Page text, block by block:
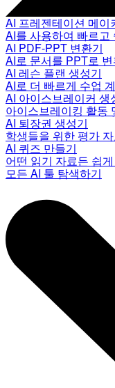
AI 프레젠테이션 메이
AI를 사용하여 빠르
AI PDF-PPT 변환기
AI로 문서를 PPT로
AI 레슨 플랜 생성기
AI로 더 빠르게 수업
AI 아이스브레이커 생
아이스브레이킹 활동
AI 퇴장권 생성기
학생들을 위한 평가
AI 퀴즈 만들기
어떤 읽기 자료든 쉽
모든 AI 툴 탐색하기